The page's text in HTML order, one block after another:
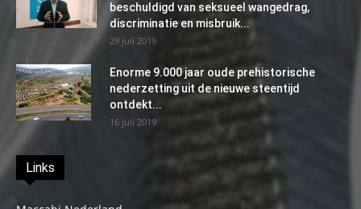
beschuldigd van seksueel wangedrag,
discriminatie en misbruik...
29 juli 2019
Enorme 9.000 jaar oude prehistorische
nederzetting uit de nieuwe steentijd
ontdekt...
16 juli 2019
Links